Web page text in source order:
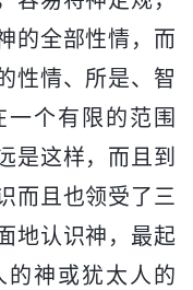
的全部性情，而
性情、所是、智
个有限的范围
是这样，而且到
而且也领受了三
地认识神，最起
神或犹太人的